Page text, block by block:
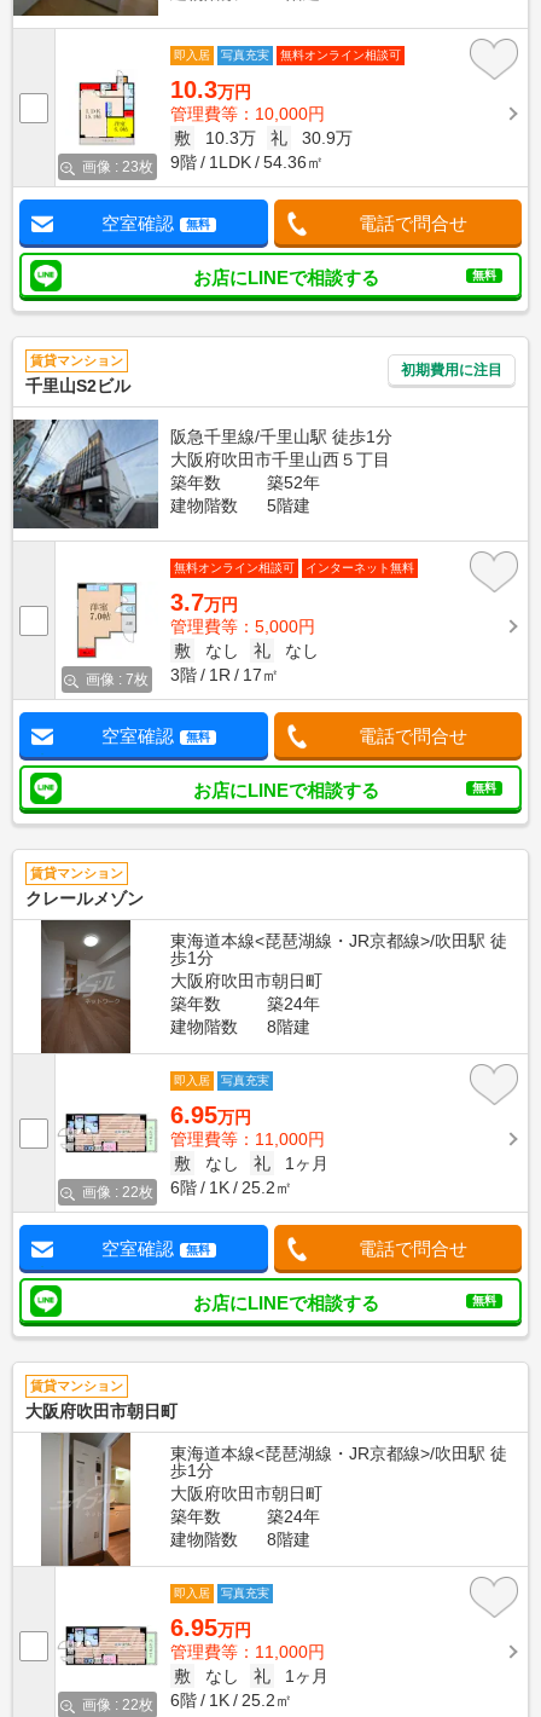
画像 : 23枚
即入居 写真充実 無料オンライン相談可
10.3万円
管理費等：10,000円
敷
10.3万 礼
30.9万
9階
1LDK 54.36㎡
空室確認 無料 電話で問合せ
お店にLINEで相談する 無料
賃貸マンション
千里山S2ビル
初期費用に注目
阪急千里線/千里山駅 徒歩1分
大阪府吹田市千里山西５丁目
築年数
築52年
建物階数
5階建
画像 : 7枚
無料オンライン相談可 インターネット無料
3.7万円
管理費等：5,000円
敷
なし 礼
なし
3階
1R 17㎡
空室確認 無料 電話で問合せ
お店にLINEで相談する 無料
賃貸マンション
クレールメゾン
東海道本線<琵琶湖線・JR京都線>/吹田駅 徒
歩1分
大阪府吹田市朝日町
築年数
築24年
建物階数
8階建
画像 : 22枚
即入居 写真充実
6.95万円
管理費等：11,000円
敷
なし 礼
1ヶ月
6階
1K 25.2㎡
空室確認 無料 電話で問合せ
お店にLINEで相談する 無料
賃貸マンション
大阪府吹田市朝日町
東海道本線<琵琶湖線・JR京都線>/吹田駅 徒
歩1分
大阪府吹田市朝日町
築年数
築24年
建物階数
8階建
画像 : 22枚
即入居 写真充実
6.95万円
管理費等：11,000円
敷
なし 礼
1ヶ月
6階
1K 25.2㎡